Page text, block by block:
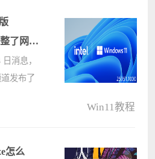
了网络
消息，
发布了
作，下
Win11教程
怎么